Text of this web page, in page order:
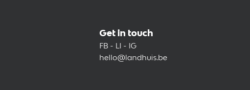
Get in touch
FB - LI - IG
hello@landhuis.be